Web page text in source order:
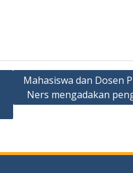
Mahasiswa dan Dosen
Ners mengadakan